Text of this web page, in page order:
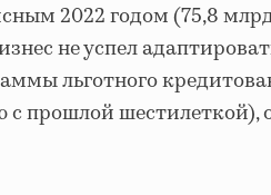
2022 годом (75,8
не успел
льготного
с прошлой шестилеткой),